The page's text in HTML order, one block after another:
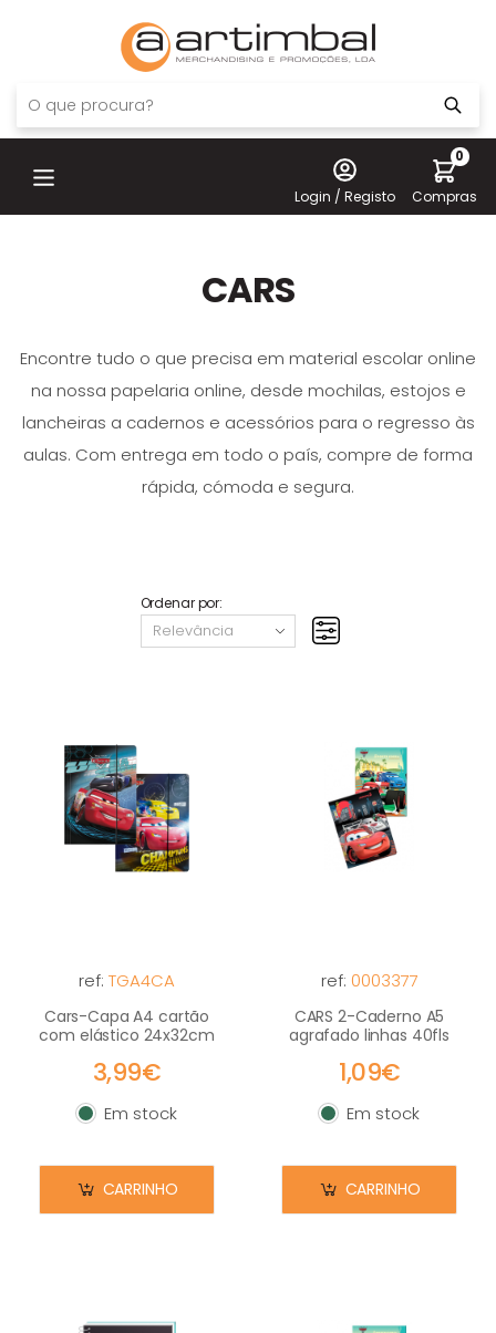
Login / Registo
0
Compras
CARS
Encontre tudo o que precisa em material escolar online
na nossa papelaria online, desde mochilas, estojos e
lancheiras a cadernos e acessórios para o regresso às
aulas. Com entrega em todo o país, compre de forma
rápida, cómoda e segura.
Ordenar por:
ref: TGA4CA
Cars-Capa A4 cartão
com elástico 24x32cm
3,99€
Em stock
Em stock
CARRINHO
ref: 0003377
CARS 2-Caderno A5
agrafado linhas 40fls
1,09€
Em stock
Em stock
CARRINHO